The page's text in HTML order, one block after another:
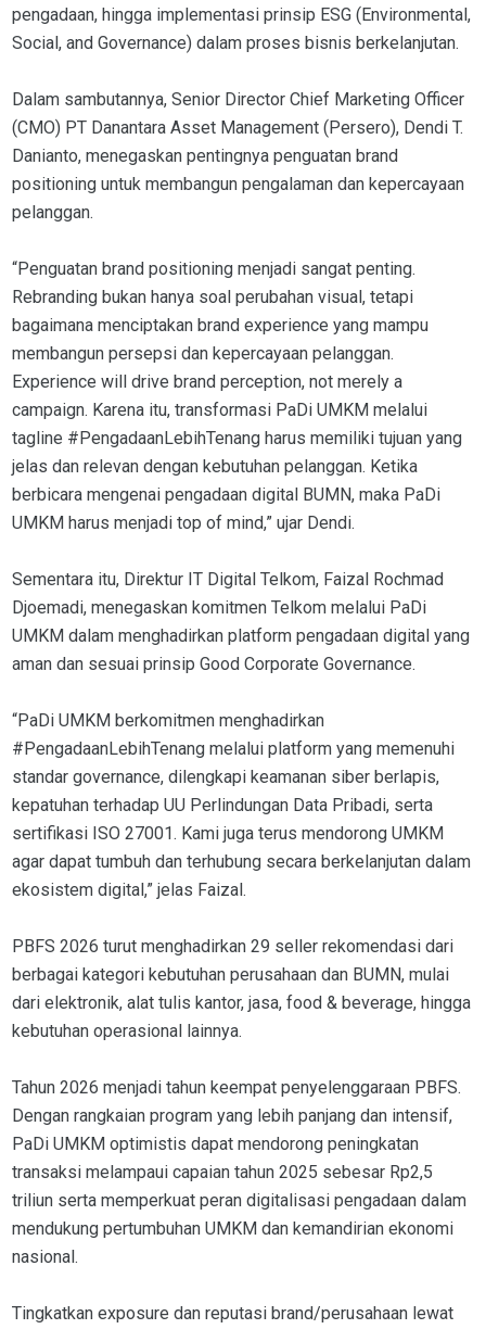
pengadaan, hingga implementasi prinsip ESG (Environmental,
Social, and Governance) dalam proses bisnis berkelanjutan.
Dalam sambutannya, Senior Director Chief Marketing Officer
(CMO) PT Danantara Asset Management (Persero), Dendi T.
Danianto, menegaskan pentingnya penguatan brand
positioning untuk membangun pengalaman dan kepercayaan
pelanggan.
“Penguatan brand positioning menjadi sangat penting.
Rebranding bukan hanya soal perubahan visual, tetapi
bagaimana menciptakan brand experience yang mampu
membangun persepsi dan kepercayaan pelanggan.
Experience will drive brand perception, not merely a
campaign. Karena itu, transformasi PaDi UMKM melalui
tagline #PengadaanLebihTenang harus memiliki tujuan yang
jelas dan relevan dengan kebutuhan pelanggan. Ketika
berbicara mengenai pengadaan digital BUMN, maka PaDi
UMKM harus menjadi top of mind,” ujar Dendi.
Sementara itu, Direktur IT Digital Telkom, Faizal Rochmad
Djoemadi, menegaskan komitmen Telkom melalui PaDi
UMKM dalam menghadirkan platform pengadaan digital yang
aman dan sesuai prinsip Good Corporate Governance.
“PaDi UMKM berkomitmen menghadirkan
#PengadaanLebihTenang melalui platform yang memenuhi
standar governance, dilengkapi keamanan siber berlapis,
kepatuhan terhadap UU Perlindungan Data Pribadi, serta
sertifikasi ISO 27001. Kami juga terus mendorong UMKM
agar dapat tumbuh dan terhubung secara berkelanjutan dalam
ekosistem digital,” jelas Faizal.
PBFS 2026 turut menghadirkan 29 seller rekomendasi dari
berbagai kategori kebutuhan perusahaan dan BUMN, mulai
dari elektronik, alat tulis kantor, jasa, food & beverage, hingga
kebutuhan operasional lainnya.
Tahun 2026 menjadi tahun keempat penyelenggaraan PBFS.
Dengan rangkaian program yang lebih panjang dan intensif,
PaDi UMKM optimistis dapat mendorong peningkatan
transaksi melampaui capaian tahun 2025 sebesar Rp2,5
triliun serta memperkuat peran digitalisasi pengadaan dalam
mendukung pertumbuhan UMKM dan kemandirian ekonomi
nasional.
Tingkatkan exposure dan reputasi brand/perusahaan lewat